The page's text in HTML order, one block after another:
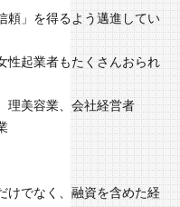
頼」を得るよう邁進してい
性起業者もたくさんおられ
理美容業、会社経営者
けでなく、融資を含めた経